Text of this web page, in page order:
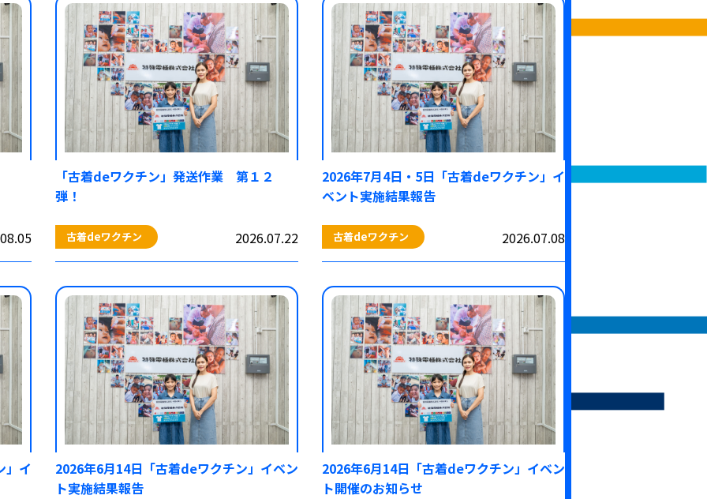
「古着deワクチン」発送作業 第１２
弾！
古着deワクチン 2026.07.22
2026年7月4日・5日「古着deワクチン」イ
ベント実施結果報告
古着deワクチン 2026.07.08
」イ
2026年6月14日「古着deワクチン」イベン
ト実施結果報告
2026年6月14日「古着deワクチン」イベン
ト開催のお知らせ